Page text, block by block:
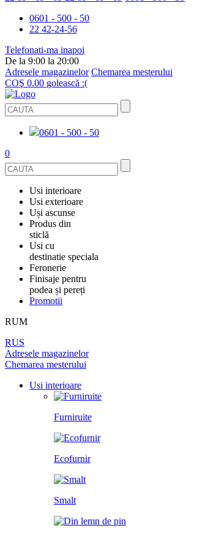
0601 - 500 - 50
22 42-24-56
Telefonati-ma inapoi
De la 9:00 la 20:00
Adresele magazinelor Chemarea mesterului
COŞ 0.00 golească :(
0601 - 500 - 50
0
Usi interioare
FURNIRUITE
SMALT
DIN LEMN DE PIN
TOATE USILE
Usi exterioare
USI METALICE
PENTRU APARTAMENT
PENTRU CASA
Uși ascunse
OGLINDIT
GRESIE PORȚELANATĂ
Produs din
sticlă
BALUSTRADE ȘI TREPTE
CABINE DE DUȘ ȘI PEREȚI DESPĂRȚITORI
PEREȚI DESPĂRȚITORI
Usi cu
destinatie speciala
USI ANTIFOC (ANTIINCENDIU)
Feronerie
ACCESORII
LIMITATOARE
MINERE PENTRU UȘI
SISTEM DE GLISARE
Finisaje pentru
podea și pereți
Promotii
RUM
RUS
Adresele magazinelor
Chemarea mesterului
Usi interioare
Furniruite
Ecofurnir
Smalt